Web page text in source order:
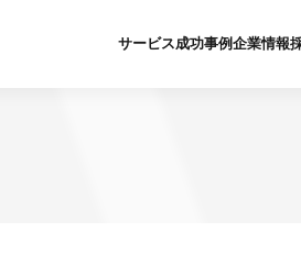
サービス成功事例企業情報